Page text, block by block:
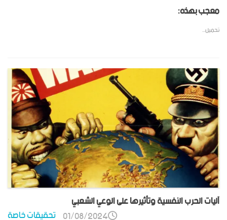
معجب بهذه:
تحميل...
آليات الحرب النفسية وتأثيرها على الوعي الشعبي
تحقيقات خاصة